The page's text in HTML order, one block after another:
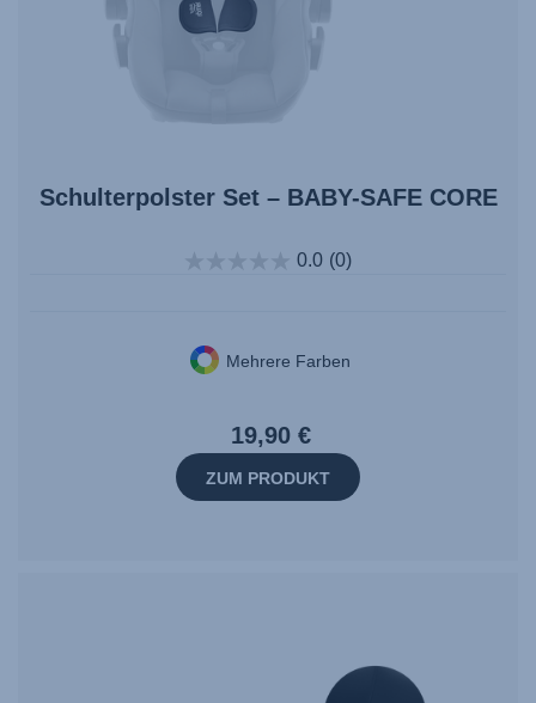
Schulterpolster Set – BABY-SAFE CORE
0.0 (0)
Mehrere Farben
19,90 €
ZUM PRODUKT